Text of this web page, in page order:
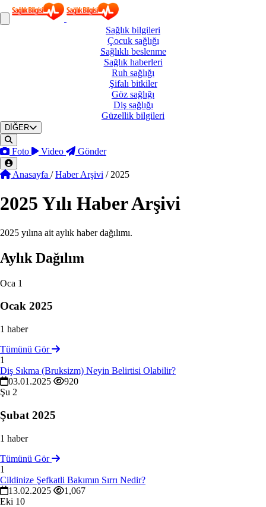
Sağlık bilgileri
Çocuk sağlığı
Sağlıklı beslenme
Sağlık haberleri
Ruh sağlığı
Şifalı bitkiler
Göz sağlığı
Diş sağlığı
Güzellik bilgileri
DİĞER
Foto Video Gönder
Anasayfa / Haber Arşivi / 2025
2025 Yılı Haber Arşivi
2025 yılına ait aylık haber dağılımı.
Aylık Dağılım
Oca 1
Ocak 2025
1 haber
Tümünü Gör
1
Diş Sıkma (Bruksizm) Neyin Belirtisi Olabilir?
03.01.2025
920
Şu 2
Şubat 2025
1 haber
Tümünü Gör
1
Cildinize Şefkatli Bakımın Sırrı Nedir?
13.02.2025
1,067
Eki 10